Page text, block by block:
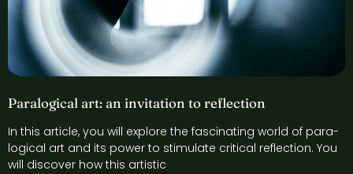
Paralogical art: an invitation to reflection
In this article, you will explore the fascinating world of para-
logical art and its power to stimulate critical reflection. You
will discover how this artistic